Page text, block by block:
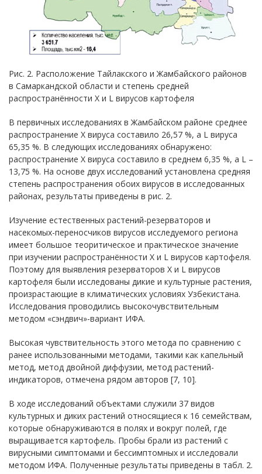
Рис. 2. Расположение Тайлакского и Жамбайского районов
в Самаркандской области и степень средней
распространённости Х и L вирусов картофеля
В первичных исследованиях в Жамбайском районе среднее
распространение Х вируса составило 26,57 %, а L вируса
65,35 %. В следующих исследованиях обнаружено:
распространение Х вируса составило в среднем 6,35 %, а L –
13,75 %. На основе двух исследований установлена средняя
степень распространения обоих вирусов в исследованных
районах, результаты приведены в рис. 2.
Изучение естественных растений-резерваторов и
насекомых-переносчиков вирусов исследуемого региона
имеет большое теоритическое и практическое значение
при изучении распространённости Х и L вирусов картофеля.
Поэтому для выявления резерваторов Х и L вирусов
картофеля были исследованы дикие и культурные растения,
произрастающие в климатических условиях Узбекистана.
Исследования проводились высокочувствительным
методом «сэндвич»-вариант ИФА.
Высокая чувствительность этого метода по сравнению с
ранее использованными методами, такими как капельный
метод, метод двойной диффузии, метод растений-
индикаторов, отмечена рядом авторов [7, 10].
В ходе исследований объектами служили 37 видов
культурных и диких растений относящиеся к 16 семействам,
которые обнаруживаются в полях и вокруг полей, где
выращивается картофель. Пробы брали из растений с
вирусными симптомами и бессимптомных и исследовали
методом ИФА. Полученные результаты приведены в табл. 2.